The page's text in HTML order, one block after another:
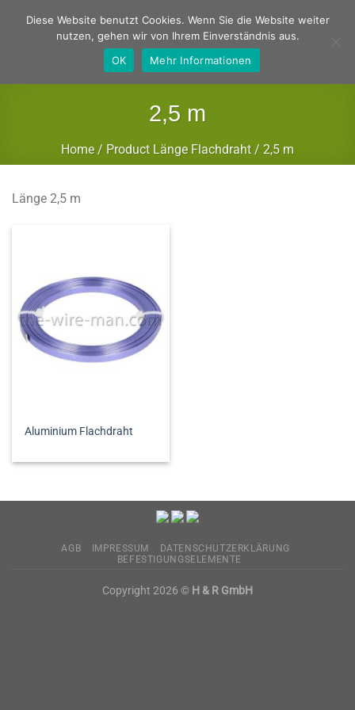
Inhalt
2,5 m
Home / Product Länge Flachdraht / 2,5 m
Länge 2,5 m
Aluminium Flachdraht
AGB IMPRESSUM
DATENSCHUTZERKLÄRUNG
BEFESTIGUNGSELEMENTE
Copyright 2026 © H & R GmbH
Diese Website benutzt Cookies. Wenn Sie die Website weiter
nutzen, gehen wir von Ihrem Einverständnis aus.
OK
Mehr Informationen